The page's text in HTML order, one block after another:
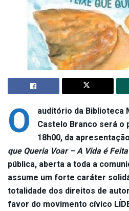
O
auditório da Biblioteca
Castelo Branco será o
18h00, da
que Queria Voar – A Vida é
pública, aberta a toda a
assume um forte caráter
totalidade dos direitos de
favor do movimento cívico